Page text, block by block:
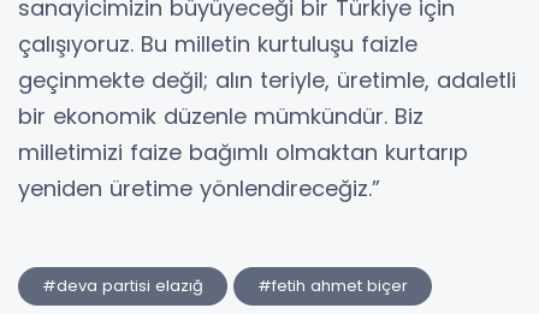
sanayicimizin büyüyeceği bir Türkiye için
çalışıyoruz. Bu milletin kurtuluşu faizle
geçinmekte değil; alın teriyle, üretimle, adaletli
bir ekonomik düzenle mümkündür. Biz
milletimizi faize bağımlı olmaktan kurtarıp
yeniden üretime yönlendireceğiz.”
#deva partisi elazığ #fetih ahmet biçer